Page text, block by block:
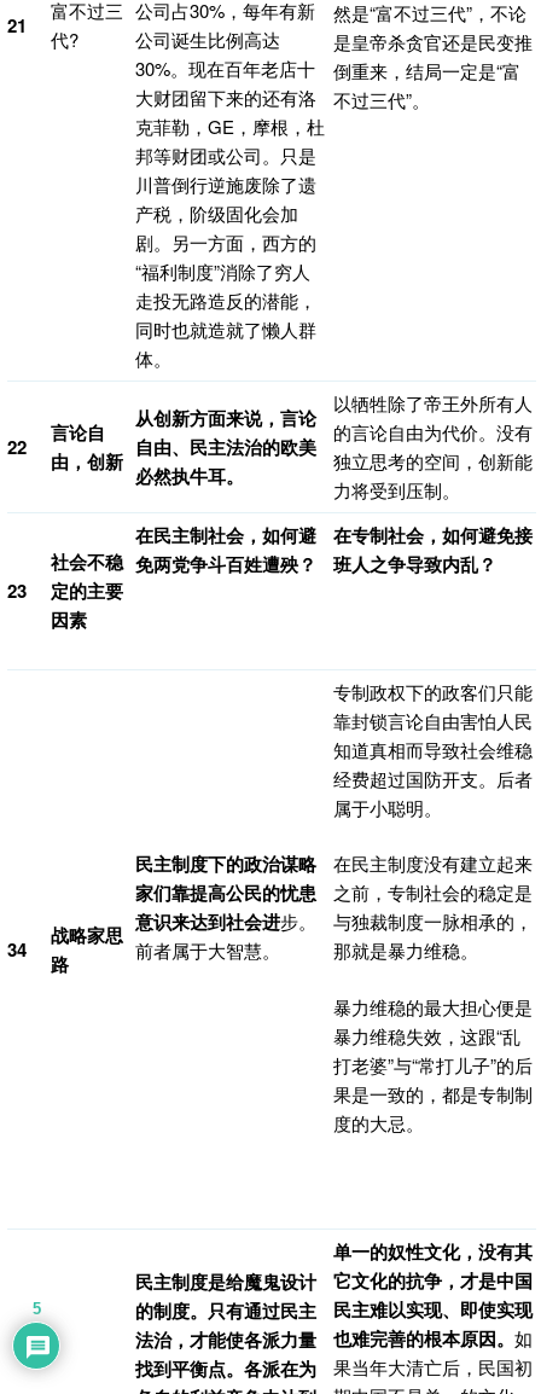
21
富不过三
代?
公司占30%，每年有新
公司诞生比例高达
30%。现在百年老店十
大财团留下来的还有洛
克菲勒，GE，摩根，杜
邦等财团或公司。只是
川普倒行逆施废除了遗
产税，阶级固化会加
剧。另一方面，西方的
“福利制度”消除了穷人
走投无路造反的潜能，
同时也就造就了懒人群
体。
然是“富不过三代”，不论
是皇帝杀贪官还是民变推
倒重来，结局一定是“富
不过三代”。
22
言论自
由，创新
从创新方面来说，言论
自由、民主法治的欧美
必然执牛耳。
以牺牲除了帝王外所有人
的言论自由为代价。没有
独立思考的空间，创新能
力将受到压制。
23
社会不稳
定的主要
因素
在民主制社会，如何避
免两党争斗百姓遭殃？
在专制社会，如何避免接
班人之争导致内乱？
34
战略家思
路
民主制度下的政治谋略
家们靠提高公民的忧患
意识来达到社会进步。
前者属于大智慧。
专制政权下的政客们只能
靠封锁言论自由害怕人民
知道真相而导致社会维稳
经费超过国防开支。后者
属于小聪明。
在民主制度没有建立起来
之前，专制社会的稳定是
与独裁制度一脉相承的，
那就是暴力维稳。
暴力维稳的最大担心便是
暴力维稳失效，这跟“乱
打老婆”与“常打儿子”的后
果是一致的，都是专制制
度的大忌。
民主制度是给魔鬼设计
的制度。只有通过民主
法治，才能使各派力量
找到平衡点。各派在为
单一的奴性文化，没有其
它文化的抗争，才是中国
民主难以实现、即使实现
也难完善的根本原因。 如
果当年大清亡后，民国初
5